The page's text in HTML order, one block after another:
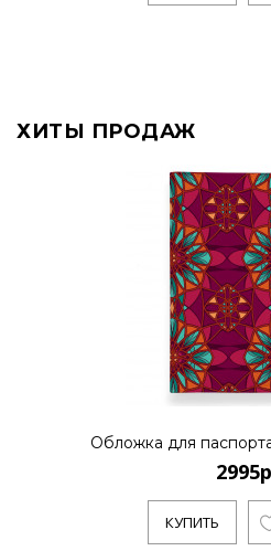
ХИТЫ ПРОДАЖ
Обложка для
КУПИТЬ